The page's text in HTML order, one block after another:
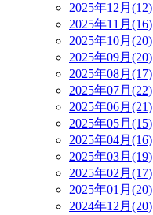
2025年12月(12)
2025年11月(16)
2025年10月(20)
2025年09月(20)
2025年08月(17)
2025年07月(22)
2025年06月(21)
2025年05月(15)
2025年04月(16)
2025年03月(19)
2025年02月(17)
2025年01月(20)
2024年12月(20)